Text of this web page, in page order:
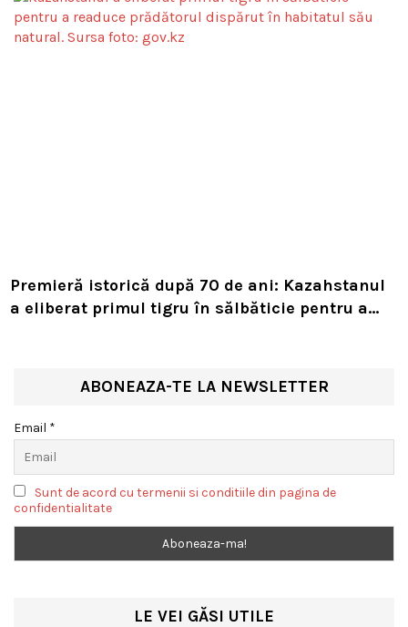
Premieră istorică după 70 de ani: Kazahstanul
a eliberat primul tigru în sălbăticie pentru a
ABONEAZA-TE LA NEWSLETTER
Email *
Sunt de acord cu termenii si conditiile din pagina de
confidentialitate
LE VEI GĂSI UTILE